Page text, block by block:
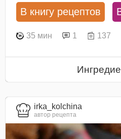
В книгу рецептов
35 мин 1 137
irka_kolchina
автор рецепта